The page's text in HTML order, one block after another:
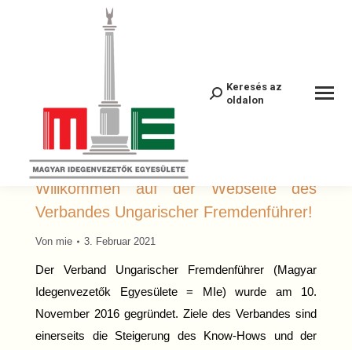
Search:
Keresés az
oldalon
Willkommen auf der Webseite des
Verbandes Ungarischer Fremdenführer!
Von mie 3. Februar 2021
Der Verband Ungarischer Fremdenführer (Magyar
Idegenvezetők Egyesülete = MIe) wurde am 10.
November 2016 gegründet. Ziele des Verbandes sind
einerseits die Steigerung des Know-Hows und der